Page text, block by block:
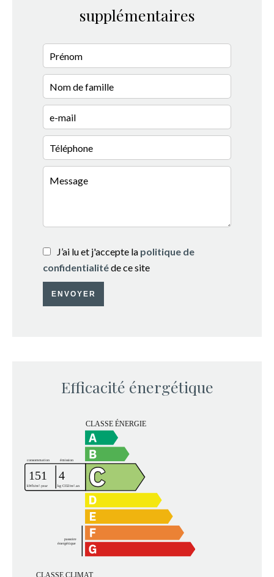
supplémentaires
J’ai lu et j'accepte la politique de
confidentialitéde ce site
ENVOYER
Efficacité énergétique